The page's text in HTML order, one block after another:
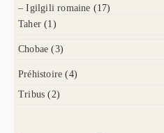
– Igilgili romaine (17)
Taher (1)
Chobae (3)
Préhistoire (4)
Tribus (2)